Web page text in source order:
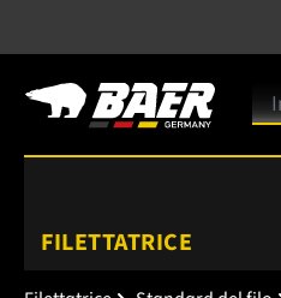
FILETTATRICE